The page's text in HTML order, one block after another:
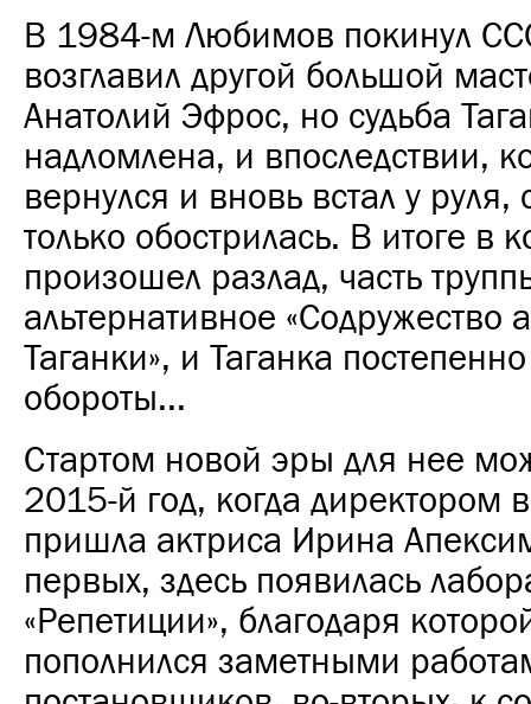
В 1984-м Любимов покинул
возглавил другой большой
Анатолий Эфрос, но судьба
надломлена, и впоследствии,
вернулся и вновь встал у руля,
только обострилась. В итоге в
произошел разлад, часть
альтернативное «Содружество
Таганки», и Таганка
обороты...
Стартом новой эры для нее
2015-й год, когда директором
пришла актриса Ирина
первых, здесь появилась
«Репетиции», благодаря
пополнился заметными